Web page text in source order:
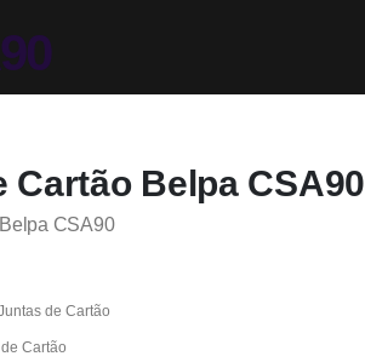
Cartão Belpa CSA90
CSA90
de Cartão
Cartão